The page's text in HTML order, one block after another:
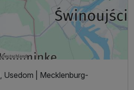
, Usedom | Mecklenburg-